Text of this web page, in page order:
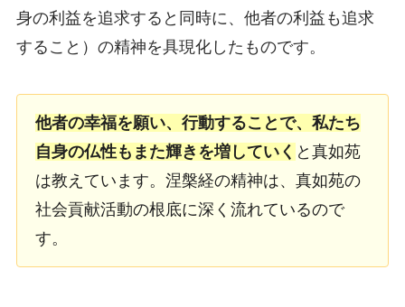
身の利益を追求すると同時に、他者の利益も追求
すること）の精神を具現化したものです。
他者の幸福を願い、行動することで、私たち
自身の仏性もまた輝きを増していく と真如苑
は教えています。涅槃経の精神は、真如苑の
社会貢献活動の根底に深く流れているので
す。